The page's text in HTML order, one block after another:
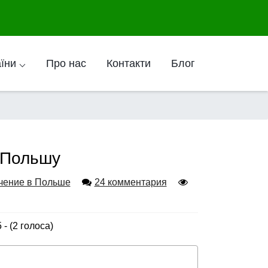
⌵ Про нас Контакти Блог
в Польше 24 комментария
- (2 голоса)